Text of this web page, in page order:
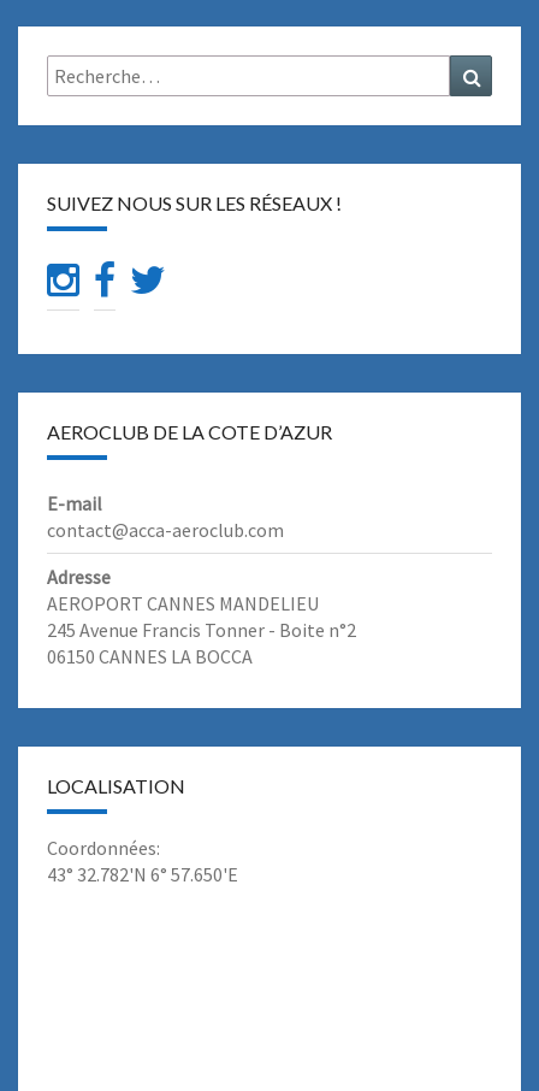
Rechercher :
SUIVEZ NOUS SUR LES RÉSEAUX !
AEROCLUB DE LA COTE D’AZUR
E-mail
contact@acca-aeroclub.com
Adresse
AEROPORT CANNES MANDELIEU
245 Avenue Francis Tonner - Boite n°2
06150 CANNES LA BOCCA
LOCALISATION
Coordonnées:
43° 32.782'N 6° 57.650'E